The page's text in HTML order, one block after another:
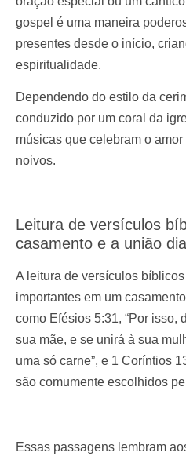
gospel é uma maneira
presentes desde o início,
espiritualidade.
Dependendo do estilo da
conduzido por um coral da
músicas que celebram o
noivos.
Leitura de versículos
casamento e a união
A leitura de versículos
importantes em um
como Efésios 5:31, “Por isso,
sua mãe, e se unirá à sua
uma só carne”, e 1 Coríntios
são comumente escolhidos
Essas passagens lembram